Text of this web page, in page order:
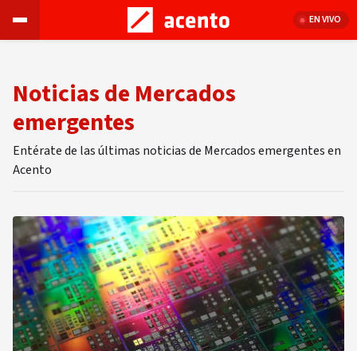
EN VIVO
Noticias de Mercados
emergentes
Entérate de las últimas noticias de Mercados emergentes en
Acento